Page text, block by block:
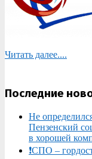
Читать далее....
Последние
Не
Пензенский
в хорошей
❗СПО –